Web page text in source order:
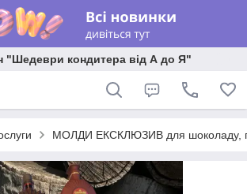
"Шедеври кондитера від А до Я"
МОЛДИ ЕКСКЛЮЗИВ для шоколаду,